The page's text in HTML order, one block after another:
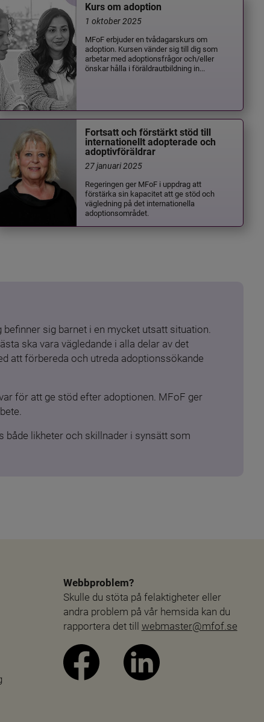
Kurs om adoption
1 oktober 2025
MFoF erbjuder en tvådagarskurs om
adoption. Kursen vänder sig till dig som
arbetar med adoptionsfrågor och/eller
önskar hålla i föräldrautbildning in...
Fortsatt och förstärkt stöd till
internationellt adopterade och
adoptivföräldrar
27 januari 2025
Regeringen ger MFoF i uppdrag att
förstärka sin kapacitet att ge stöd och
vägledning på det internationella
adoptionsområdet.
sig barnet i en mycket utsatt situation.
ska vara vägledande i alla delar av det
att förbereda och utreda adoptionssökande
för att ge stöd efter adoptionen. MFoF ger
både likheter och skillnader i synsätt som
Webbproblem?
Skulle du stöta på felaktigheter eller
andra problem på vår hemsida kan du
rapportera det till webmaster@mfof.se